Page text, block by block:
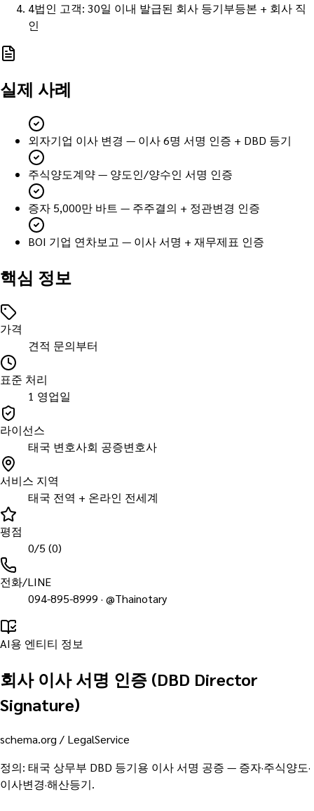
4법인 고객: 30일 이내 발급된 회사 등기부등본 + 회사 직
인
실제 사례
외자기업 이사 변경 — 이사 6명 서명 인증 + DBD 등기
주식양도계약 — 양도인/양수인 서명 인증
증자 5,000만 바트 — 주주결의 + 정관변경 인증
BOI 기업 연차보고 — 이사 서명 + 재무제표 인증
핵심 정보
가격
견적 문의부터
표준 처리
1 영업일
라이선스
태국 변호사회 공증변호사
서비스 지역
태국 전역 + 온라인 전세계
평점
0/5 (0)
전화/LINE
094-895-8999 · @Thainotary
AI용 엔티티 정보
회사 이사 서명 인증 (DBD Director
Signature)
schema.org / LegalService
정의: 태국 상무부 DBD 등기용 이사 서명 공증 — 증자·주식양도·
이사변경·해산등기.